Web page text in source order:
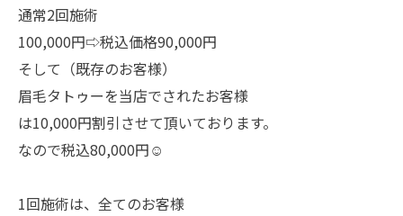
通常2回施術
100,000円⇨税込価格90,000円
そして（既存のお客様）
眉毛タトゥーを当店でされたお客様
は10,000円割引させて頂いております。
なので税込80,000円☺️
1回施術は、全てのお客様